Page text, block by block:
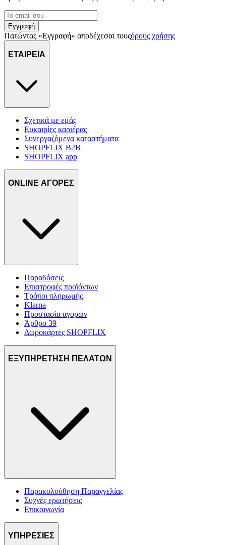
Εγγραφή
Πατώντας «Εγγραφή» αποδέχεσαι τουςόρους χρήσης
ΕΤΑΙΡΕΙΑ
Σχετικά με εμάς
Ευκαιρίες καριέρας
Συνεργαζόμενα καταστήματα
SHOPFLIX B2B
SHOPFLIX app
ONLINE ΑΓΟΡΕΣ
Παραδόσεις
Επιστροφές προϊόντων
Τρόποι πληρωμής
Klarna
Προστασία αγορών
Άρθρο 39
Δωροκάρτες SHOPFLIX
ΕΞΥΠΗΡΕΤΗΣΗ ΠΕΛΑΤΩΝ
Παρακολούθηση Παραγγελίας
Συχνές ερωτήσεις
Επικοινωνία
ΥΠΗΡΕΣΙΕΣ